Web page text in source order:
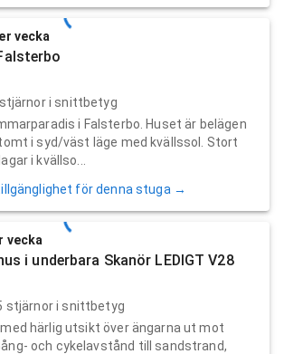
vecka
stjärnor i snittbetyg
i Falsterbo. Huset är belägen
i syd/väst läge med kvällssol. Stort
i kvällso...
för denna stuga →
vecka
i underbara Skanör LEDIGT V28
stjärnor i snittbetyg
härlig utsikt över ängarna ut mot
och cykelavstånd till sandstrand,